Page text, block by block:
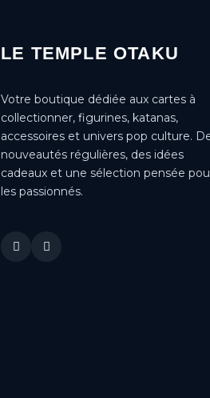
LE TEMPLE OTAKU
Votre boutique dédiée aux cartes à
collectionner, figurines, katanas,
accessoires et univers pop culture.
nouveautés régulières, des idées
cadeaux et une sélection pensée
les passionnés.